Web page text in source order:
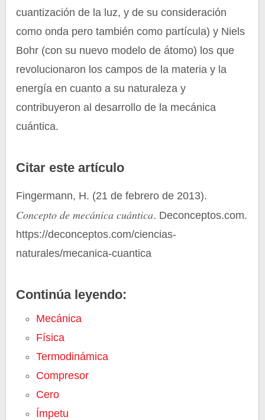
cuantización de la luz, y de su consideración
como onda pero también como partícula) y Niels
Bohr (con su nuevo modelo de átomo) los que
revolucionaron los campos de la materia y la
energía en cuanto a su naturaleza y
contribuyeron al desarrollo de la mecánica
cuántica.
Citar este artículo
Fingermann, H. (21 de febrero de 2013).
Concepto de mecánica cuántica. Deconceptos.com.
https://deconceptos.com/ciencias-
naturales/mecanica-cuantica
Continúa leyendo:
Mecánica
Física
Termodinámica
Compresor
Cero
Ímpetu